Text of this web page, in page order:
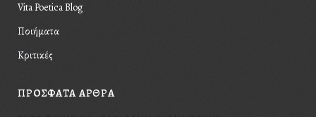
Vita Poetica Blog
Ποιήματα
Κριτικές
ΠΡΟΣΦΑΤΑ ΑΡΘΡΑ